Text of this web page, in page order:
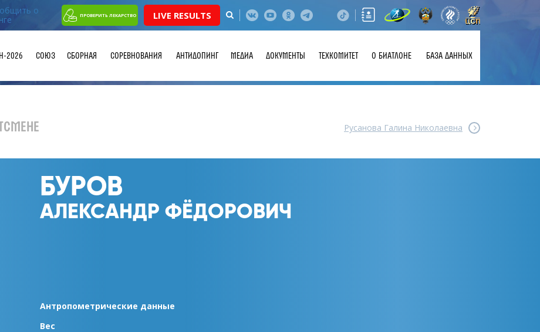
ПРОВЕРИТЬ ЛЕКАРСТВО LIVE RESULTS
2026 СОЮЗ СБОРНАЯ СОРЕВНОВАНИЯ АНТИДОПИНГ МЕДИА ДОКУМЕНТЫ ТЕХКОМИТЕТ О БИАТЛОНЕ БАЗА ДАННЫХ
Русанова Галина Николаевна
БУРОВ
АЛЕКСАНДР ФЁДОРОВИЧ
Антропометрические данные
Вес